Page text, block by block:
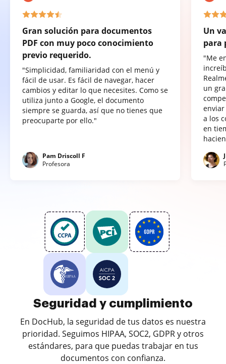
Gran solución para documentos
PDF con muy poco conocimiento
previo requerido.
"Simplicidad, familiaridad con el menú y
fácil de usar. Es fácil de navegar, hacer
cambios y editar lo que necesites. Como se
utiliza junto a Google, el documento
siempre se guarda, así que no tienes que
preocuparte por ello."
Pam Driscoll F
Profesora
Un
para
"Me
un
a los
en
Seguridad y cumplimiento
En DocHub, la seguridad de tus datos es nuestra
prioridad. Seguimos HIPAA, SOC2, GDPR y otros
estándares, para que puedas trabajar en tus
documentos con confianza.